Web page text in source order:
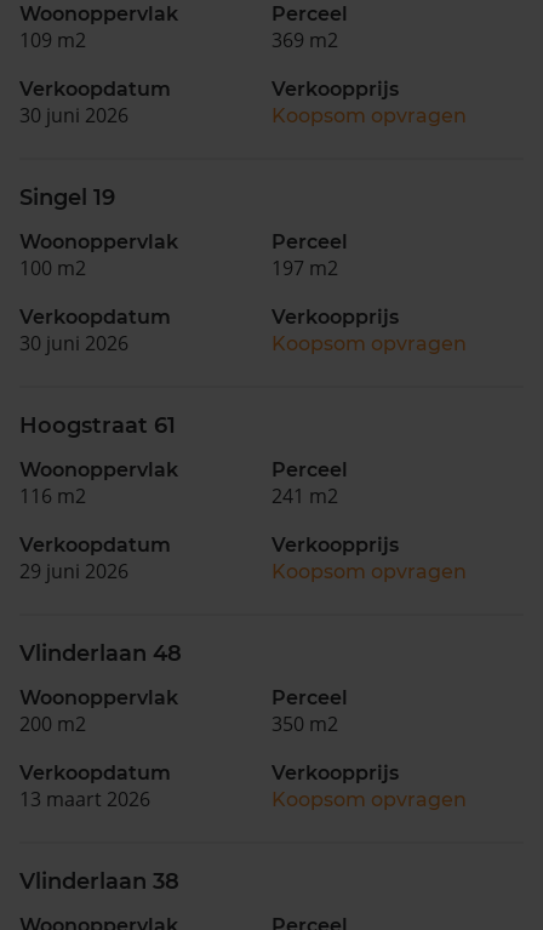
Woonoppervlak
109 m2
Perceel
369 m2
Verkoopdatum
30 juni 2026
Verkoopprijs
Koopsom opvragen
Singel 19
Woonoppervlak
100 m2
Perceel
197 m2
Verkoopdatum
30 juni 2026
Verkoopprijs
Koopsom opvragen
Hoogstraat 61
Woonoppervlak
116 m2
Perceel
241 m2
Verkoopdatum
29 juni 2026
Verkoopprijs
Koopsom opvragen
Vlinderlaan 48
Woonoppervlak
200 m2
Perceel
350 m2
Verkoopdatum
13 maart 2026
Verkoopprijs
Koopsom opvragen
Vlinderlaan 38
Woonoppervlak Perceel